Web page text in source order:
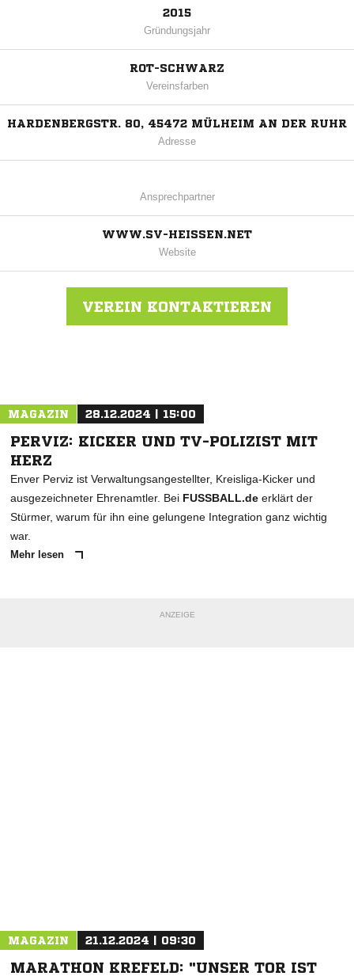
2015
Gründungsjahr
ROT-SCHWARZ
Vereinsfarben
HARDENBERGSTR. 80, 45472 MÜLHEIM AN DER RUHR
Adresse
Ansprechpartner
WWW.SV-HEISSEN.NET
Website
VEREIN KONTAKTIEREN
MAGAZIN 28.12.2024 | 15:00
PERVIZ: KICKER UND TV-POLIZIST MIT
HERZ
Enver Perviz ist Verwaltungsangestellter, Kreisliga-Kicker und
ausgezeichneter Ehrenamtler. Bei FUSSBALL.de erklärt der
Stürmer, warum für ihn eine gelungene Integration ganz wichtig
war.
Mehr lesen
ANZEIGE
MAGAZIN 21.12.2024 | 09:30
MARATHON KREFELD: "UNSER TOR IST